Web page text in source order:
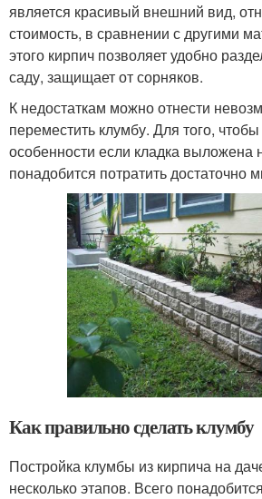
является красивый внешний вид,
стоимость, в сравнении с другими
этого кирпич позволяет удобно
саду, защищает от сорняков.
К недостаткам можно отнести
переместить клумбу. Для того,
особенности если кладка выложена
понадобится потратить достаточно
Как правильно сделать клумбу
Постройка клумбы из кирпича на
несколько этапов. Всего